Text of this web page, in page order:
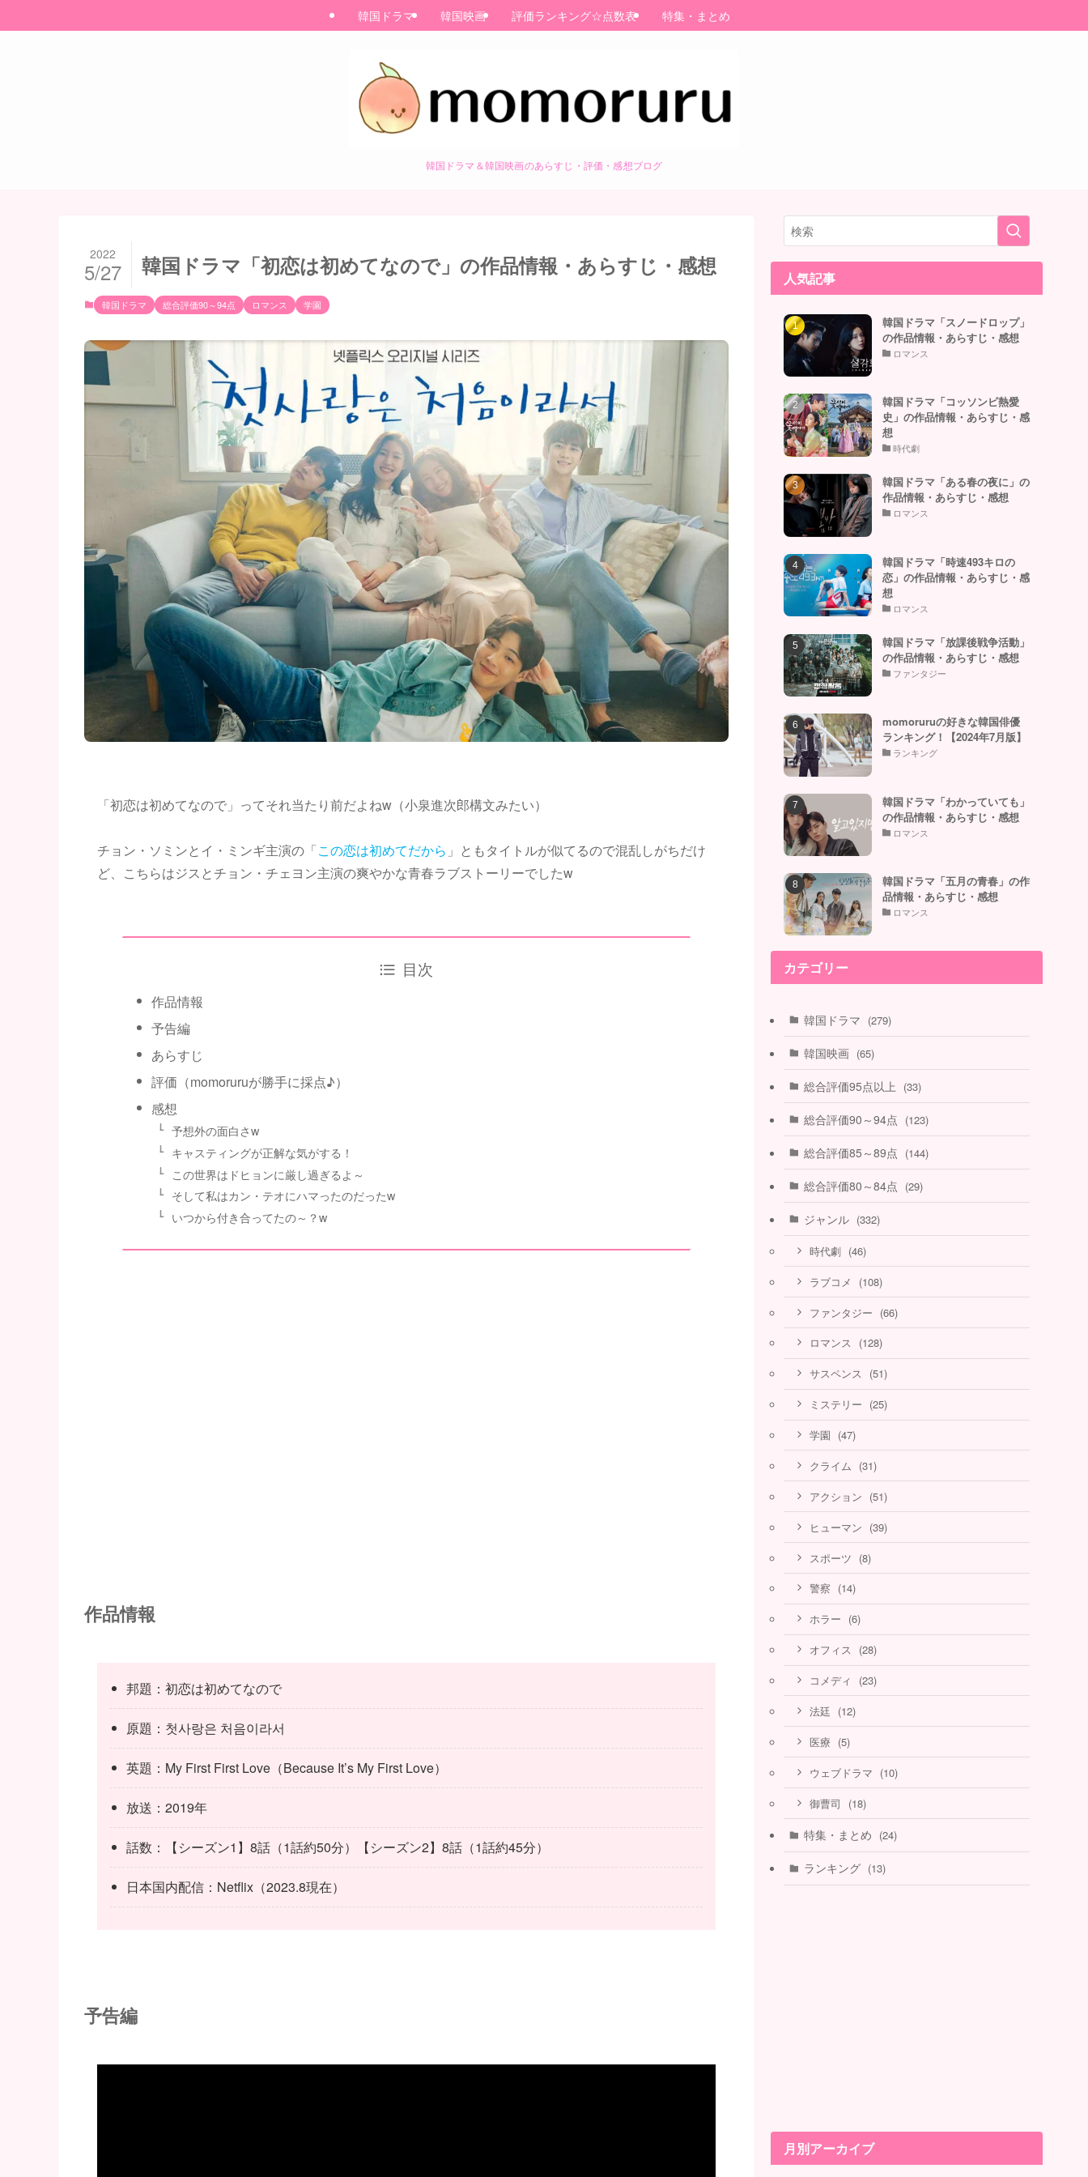
韓国ドラマ＆韓国映画のあらすじ・評価・感想ブログ
韓国ドラマ 韓国映画 評価ランキング☆点数表 特集・まとめ
韓国ドラマ「初恋は初めてなので」の作品情報・あらすじ・感想
2022
5/27
韓国ドラマ 総合評価90～94点 ロマンス 学園
「初恋は初めてなので」ってそれ当たり前だよねw（小泉進次郎構文みたい）
チョン・ソミンとイ・ミンギ主演の「この恋は初めてだから 」ともタイトルが似てるので混乱しがちだけ
ど、こちらはジスとチョン・チェヨン主演の爽やかな青春ラブストーリーでしたw
目次
作品情報
予告編
あらすじ
評価（momoruruが勝手に採点♪）
感想
予想外の面白さw
キャスティングが正解な気がする！
この世界はドヒョンに厳し過ぎるよ～
そして私はカン・テオにハマったのだったw
いつから付き合ってたの～？w
作品情報
邦題：初恋は初めてなので
原題：첫사랑은 처음이라서
英題：My First First Love（Because It’s My First Love）
放送：2019年
話数：【シーズン1】8話（1話約50分）【シーズン2】8話（1話約45分）
日本国内配信：Netflix（2023.8現在）
予告編
人気記事
韓国ドラマ「スノードロップ」
の作品情報・あらすじ・感想
ロマンス
韓国ドラマ「コッソンビ熱愛
史」の作品情報・あらすじ・感
想
時代劇
韓国ドラマ「ある春の夜に」の
作品情報・あらすじ・感想
ロマンス
韓国ドラマ「時速493キロの
恋」の作品情報・あらすじ・感
想
ロマンス
韓国ドラマ「放課後戦争活動」
の作品情報・あらすじ・感想
ファンタジー
momoruruの好きな韓国俳優
ランキング！【2024年7月版】
ランキング
韓国ドラマ「わかっていても」
の作品情報・あらすじ・感想
ロマンス
韓国ドラマ「五月の青春」の作
品情報・あらすじ・感想
ロマンス
カテゴリー
韓国ドラマ (279)
韓国映画 (65)
総合評価95点以上 (33)
総合評価90～94点 (123)
総合評価85～89点 (144)
総合評価80～84点 (29)
ジャンル (332)
時代劇 (46)
ラブコメ (108)
ファンタジー (66)
ロマンス (128)
サスペンス (51)
ミステリー (25)
学園 (47)
クライム (31)
アクション (51)
ヒューマン (39)
スポーツ (8)
警察 (14)
ホラー (6)
オフィス (28)
コメディ (23)
法廷 (12)
医療 (5)
ウェブドラマ (10)
御曹司 (18)
特集・まとめ (24)
ランキング (13)
月別アーカイブ